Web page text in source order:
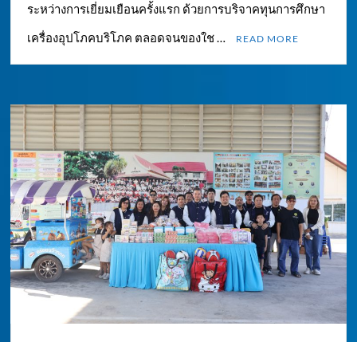
ระหว่างการเยี่ยมเยือนครั้งแรก ด้วยการบริจาคทุนการศึกษา
เครื่องอุปโภคบริโภค ตลอดจนของใช …
READ MORE